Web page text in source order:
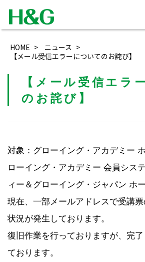
HOME
ニュース
【メール受信エラーについてのお詫び】
【メール受信エラ
のお詫び】
対象：グローイング・アカデミー
ローイング・アカデミー 会員シス
ィー＆グローイング・ジャパン ホ
現在、一部メールアドレスで受講
状況が発生しております。
復旧作業を行っておりますが、完
ております。